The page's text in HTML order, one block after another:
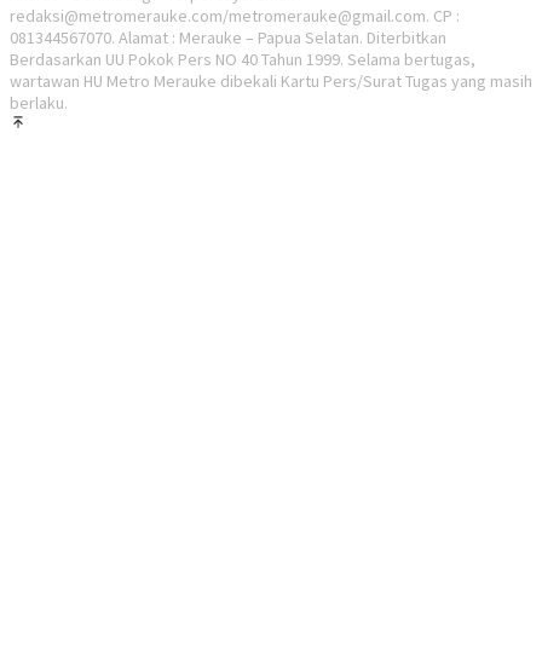
redaksi@metromerauke.com/metromerauke@gmail.com. CP :
081344567070. Alamat : Merauke – Papua Selatan. Diterbitkan
Berdasarkan UU Pokok Pers NO 40 Tahun 1999. Selama bertugas,
wartawan HU Metro Merauke dibekali Kartu Pers/Surat Tugas yang masih
berlaku.